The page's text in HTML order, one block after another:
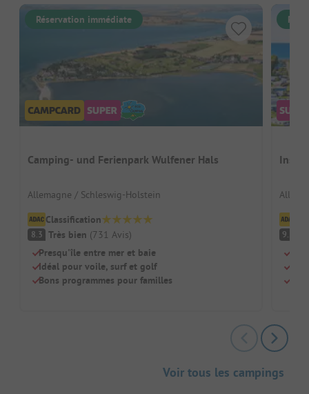
Réservation immédiate
Camping- und Ferienpark Wulfener Hals
Allemagne / Schleswig-Holstein
Classification
8.3 Très bien (731 Avis)
Presqu'île entre mer et baie
Idéal pour voile, surf et golf
Bons programmes pour familles
Insel-
9.2
Voir tous les campings